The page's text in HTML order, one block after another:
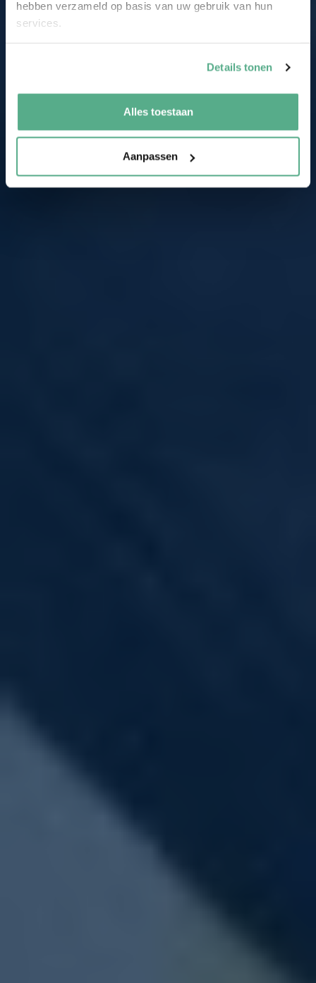
hebben verzameld op basis van uw gebruik van hun
services.
Details tonen
Alles toestaan
Aanpassen